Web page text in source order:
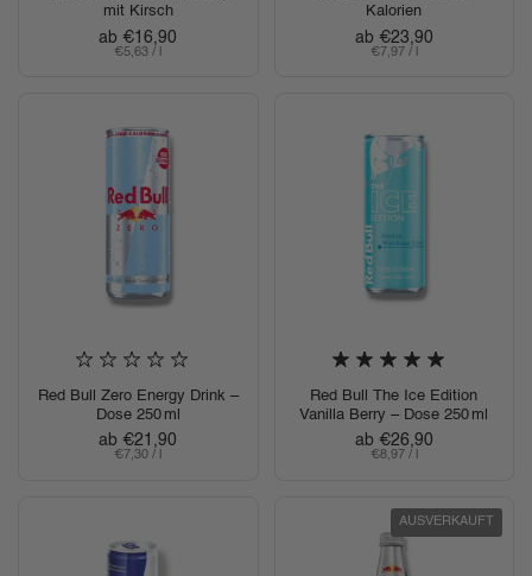
mit Kirsch
Regulärer Preis
ab €16,90
Stückpreis
€5,63 / l
Kalorien
Regulärer Preis
ab €23,90
Stückpreis
€7,97 / l
Red Bull Zero Energy Drink –
Dose 250 ml
Regulärer Preis
ab €21,90
Stückpreis
€7,30 / l
Red Bull The Ice Edition
Vanilla Berry – Dose 250 ml
Regulärer Preis
ab €26,90
Stückpreis
€8,97 / l
AUSVERKAUFT